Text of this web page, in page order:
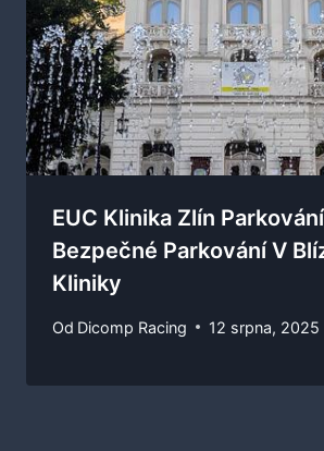
EUC Klinika Zlín
Bezpečné Parkování V
Kliniky
Od Dicomp Racing 12 srpna, 2025